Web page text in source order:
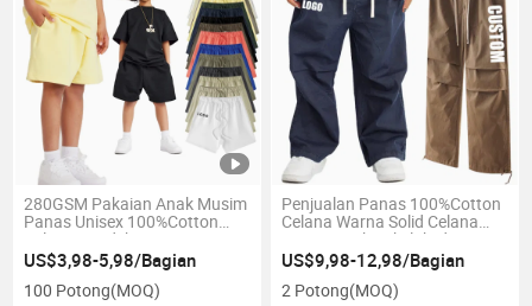
280GSM Pakaian Anak Musim
Panas Unisex 100%Cotton
Celana Pendek Sweatpants
Dasar Tinggi Polos untuk Pria
dengan Logo Kustom Cetak
Puff Essentials Streetwear
US$3,98-5,98/Bagian
100 Potong(MOQ)
Penjualan Panas 100%Cotton
Celana Warna Solid Celana
Santai Anak Laki-laki dan
Perempuan Celana Vintage
Anak Laki-laki
US$9,98-12,98/Bagian
2 Potong(MOQ)